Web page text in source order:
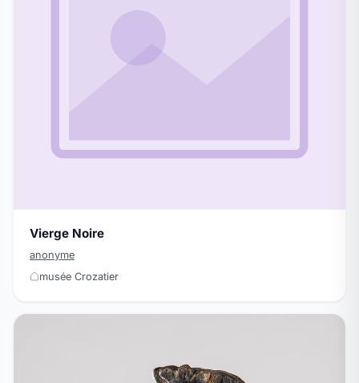
Vierge Noire
anonyme
musée Crozatier